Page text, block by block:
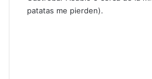
patatas me pierden).